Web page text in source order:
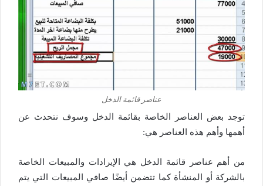
عناصر قائمة الدخل
توجد بعض العناصر الخاصة بقائمة الدخل وسوف نتحدث عن
أهمها وأهم هذه العناصر هي:
من أهم عناصر قائمة الدخل هي الإيرادات والمبيعات الخاصة
بالشركة أو المنشأة كما تتضمن أيضًا صافي المبيعات التي يتم